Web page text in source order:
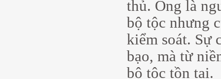
thủ. Ông là
bộ tộc nhưng
kiểm soát. Sự
bạo, mà từ
bộ tộc tồn tại.